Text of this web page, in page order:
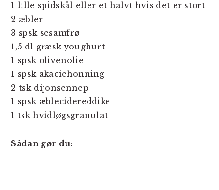
1 lille spidskål eller et halvt hvis det er stort
2 æbler
3 spsk sesamfrø
1,5 dl græsk youghurt
1 spsk olivenolie
1 spsk akaciehonning
2 tsk dijonsennep
1 spsk æblecidereddike
1 tsk hvidløgsgranulat
Sådan gør du: